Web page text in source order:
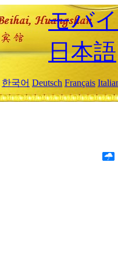
モバ
日本語
한국어 Deutsch Français